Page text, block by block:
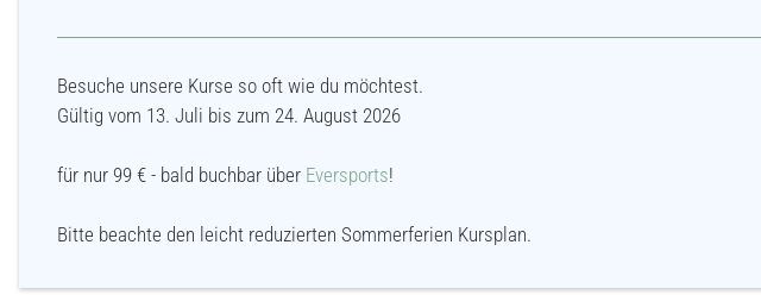
Besuche unsere Kurse so oft wie du möchtest.
Gültig vom 13. Juli bis zum 24. August 2026
für nur 99 € - bald buchbar über Eversports!
Bitte beachte den leicht reduzierten Sommerferien Kursplan.